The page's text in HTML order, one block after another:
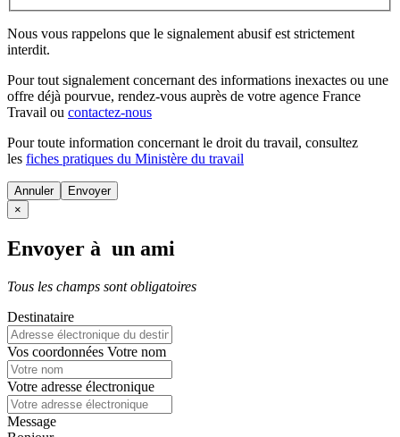
Nous vous rappelons que le signalement abusif est strictement
interdit.
Pour tout signalement concernant des informations inexactes ou une
offre déjà pourvue, rendez-vous auprès de votre agence France
Travail ou contactez-nous
Pour toute information concernant le droit du travail, consultez
les fiches pratiques du Ministère du travail
Annuler
×
Envoyer à un ami
Tous les champs sont obligatoires
Destinataire
Vos coordonnées Votre nom
Votre adresse électronique
Message